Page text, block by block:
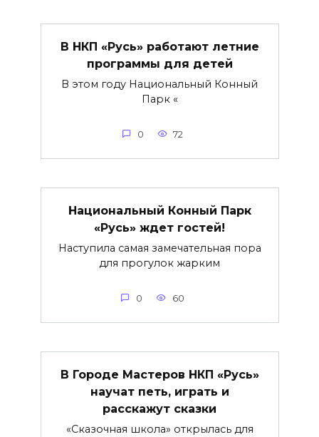
В НКП «Русь» работают летние
программы для детей
В этом году Национальный Конный
Парк «
0 72
Национальный Конный Парк
«Русь» ждет гостей!
Наступила самая замечательная пора
для прогулок жарким
0 60
В Городе Мастеров НКП «Русь»
научат петь, играть и
расскажут сказки
«Сказочная школа» открылась для